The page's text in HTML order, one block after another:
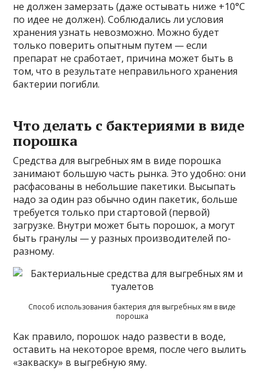
не должен замерзать (даже остывать ниже +10°C
по идее не должен). Соблюдались ли условия
хранения узнать невозможно. Можно будет
только поверить опытным путем — если
препарат не сработает, причина может быть в
том, что в результате неправильного хранения
бактерии погибли.
Что делать с бактериями в виде
порошка
Средства для выгребных ям в виде порошка
занимают большую часть рынка. Это удобно: они
расфасованы в небольшие пакетики. Высыпать
надо за один раз обычно один пакетик, больше
требуется только при стартовой (первой)
загрузке. Внутри может быть порошок, а могут
быть гранулы — у разных производителей по-
разному.
Способ использования бактерия для выгребных ям в виде
порошка
Как правило, порошок надо развести в воде,
оставить на некоторое время, после чего вылить
«закваску» в выгребную яму.